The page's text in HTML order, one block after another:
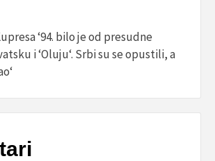
‘94. bilo je od presudne
i ‘Oluju‘. Srbi su se opustili, a